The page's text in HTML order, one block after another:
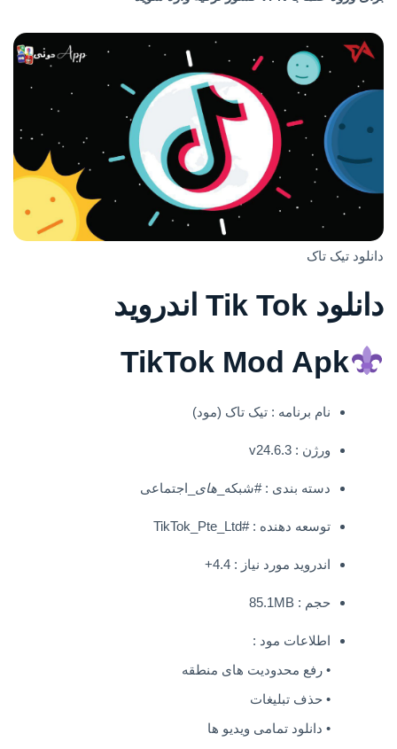
دانلود تیک تاک
دانلود Tik Tok اندروید
TikTok Mod Apk
نام برنامه : تیک تاک (مود)
ورژن : v24.6.3
دسته بندی : #شبکه_ های _اجتماعی
توسعه دهنده : #TikTok_Pte_Ltd
اندروید مورد نیاز : 4.4+
حجم : 85.1MB
اطلاعات مود :
• رفع محدودیت های منطقه
• حذف تبلیغات
• دانلود تمامی ویدیو ها